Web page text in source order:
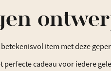
item met deze
cadeau voor iedere